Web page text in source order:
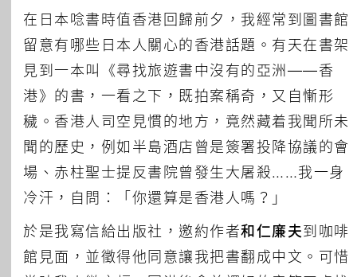
在日本唸書時值香港回歸前夕，我經常到圖書館
留意有哪些日本人關心的香港話題。有天在書架
見到一本叫《尋找旅遊書中沒有的亞洲——香
港》的書，一看之下，既拍案稱奇，又自慚形
穢。香港人司空見慣的地方，竟然藏着我聞所未
聞的歷史，例如半島酒店曾是簽署投降協議的會
場、赤柱聖士提反書院曾發生大屠殺……我一身
冷汗，自問：「你還算是香港人嗎？」
於是我寫信給出版社，邀約作者和仁廉夫到咖啡
館見面，並徵得他同意讓我把書翻成中文。可惜